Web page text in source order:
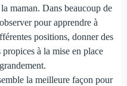
maman. Dans beaucoup de
pour apprendre à
positions, donner des
à la mise en place
la meilleure façon pour